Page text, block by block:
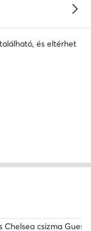
és eltérhet
csizma Guess